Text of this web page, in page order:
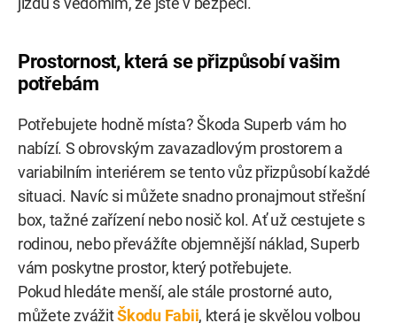
Prostornost, která se přizpůsobí vašim
potřebám
Potřebujete hodně místa? Škoda Superb vám ho
nabízí. S obrovským zavazadlovým prostorem a
variabilním interiérem se tento vůz přizpůsobí každé
situaci. Navíc si můžete snadno pronajmout střešní
box, tažné zařízení nebo nosič kol. Ať už cestujete s
rodinou, nebo převážíte objemnější náklad, Superb
vám poskytne prostor, který potřebujete.
Pokud hledáte menší, ale stále prostorné auto,
můžete zvážitŠkodu Fabii, která je skvělou volbou